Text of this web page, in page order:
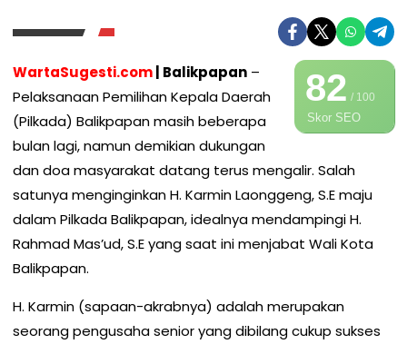
82/ 100
Skor SEO
WartaSugesti.com| Balikpapan –
Pelaksanaan Pemilihan Kepala Daerah
(Pilkada) Balikpapan masih beberapa
bulan lagi, namun demikian dukungan
dan doa masyarakat datang terus mengalir. Salah
satunya menginginkan H. Karmin Laonggeng, S.E maju
dalam Pilkada Balikpapan, idealnya mendampingi H.
Rahmad Mas’ud, S.E yang saat ini menjabat Wali Kota
Balikpapan.
H. Karmin (sapaan-akrabnya) adalah merupakan
seorang pengusaha senior yang dibilang cukup sukses